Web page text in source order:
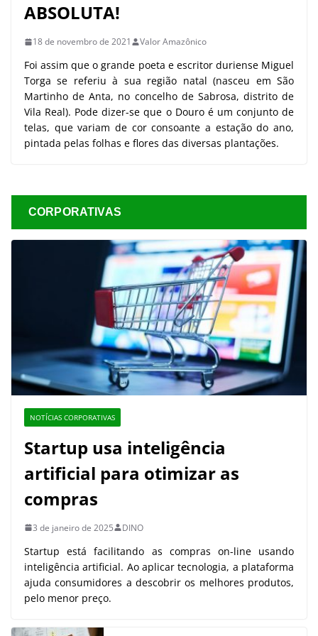
ABSOLUTA!
18 de novembro de 2021 Valor Amazônico
Foi assim que o grande poeta e escritor duriense Miguel
Torga se referiu à sua região natal (nasceu em São
Martinho de Anta, no concelho de Sabrosa, distrito de
Vila Real). Pode dizer-se que o Douro é um conjunto de
telas, que variam de cor consoante a estação do ano,
pintada pelas folhas e flores das diversas plantações.
CORPORATIVAS
NOTÍCIAS CORPORATIVAS
Startup usa inteligência
artificial para otimizar as
compras
3 de janeiro de 2025 DINO
Startup está facilitando as compras on-line usando
inteligência artificial. Ao aplicar tecnologia, a plataforma
ajuda consumidores a descobrir os melhores produtos,
pelo menor preço.